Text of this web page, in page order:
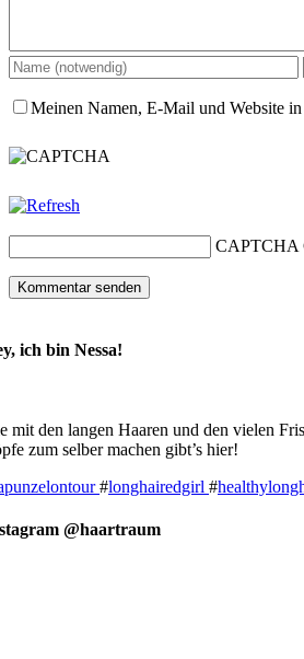
Meinen Namen, E-Mail und Website
CAPTCHA
ich bin Nessa!
mit den langen Haaren und den vielen
zum selber machen gibt’s hier!
#longhairedgirl #
@haartraum